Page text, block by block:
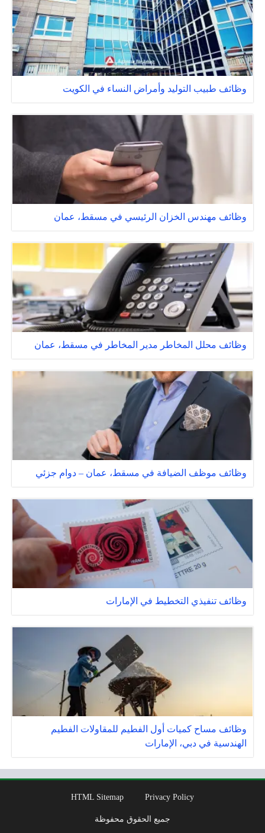
وظائف طبيب التوليد وأمراض النساء في الكويت
وظائف مهندس الخزان الرئيسي في مسقط، عمان
وظائف محلل المخاطر مدير المخاطر في مسقط، عمان
وظائف موظف الضيافة في مسقط، عمان – دوام جزئي
وظائف تنفيذي التخطيط في الإمارات
وظائف مساح كميات أول الفطيم للمقاولات الفطيم
الهندسية في دبي، الإمارات
Privacy Policy
HTML Sitemap
جميع الحقوق محفوظة